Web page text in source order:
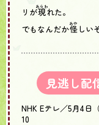
リが現
あらわれた。
でもなんだか怪
あや しい
見逃し配
NHK Eテレ／5月4日
10